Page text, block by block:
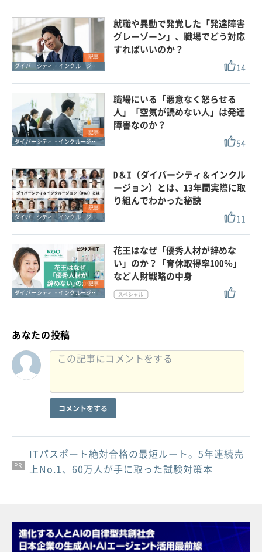
記事
ダイバーシティ・インクルージョン
就職や異動で発覚した「発達障害
グレーゾーン」、職場でどう対応
すればいいのか？
14
記事
ダイバーシティ・インクルージョン
職場にいる「悪意なく怒らせる
人」「空気が読めない人」は発達
障害なのか？
54
記事
ダイバーシティ・インクルージョン
D＆I（ダイバーシティ＆インクル
ージョン）とは、13年間実際に取
り組んでわかった秘訣
11
記事
ダイバーシティ・インクルージョン
花王はなぜ「優秀人材が辞めな
い」のか？「育休取得率100％」
など人財戦略の中身
あなたの投稿
コメントをする
PR
PR
PR
ITパスポート絶対合格の最短ルート。5年連続売
上No.1、60万人が手に取った試験対策本